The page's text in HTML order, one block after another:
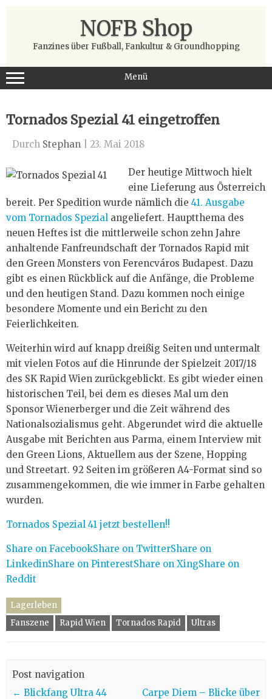
NOFB Shop
Fanzines über Fußball, Fankultur & Groundhopping
Menü
Tornados Spezial 41 eingetroffen
Durch Stephan 23. Mai 2018
Der heutige Mittwoch hielt
eine Lieferung aus Österreich
bereit. Per Spedition wurde nämlich die 41. Ausgabe
vom Tornados Spezial angeliefert. Hauptthema des
neuen Heftes ist die mittlerweile schon zehn Jahre
anhaltende Fanfreundschaft der Tornados Rapid mit
den Green Monsters von Ferencváros Budapest. Dazu
gibt es einen Rückblick auf die Anfänge, die Probleme
und den heutigen Stand. Dazu kommen noch einige
besondere Momente und ein Bericht zu den
Feierlichkeiten.
Weiterhin wird auf knapp dreißig Seiten und untermalt
mit vielen Fotos auf die Hinrunde der Spielzeit 2017/18
des SK Rapid Wien zurückgeblickt. Es gibt wieder einen
historischen Teil, bei dem es dieses Mal um den
Sponsor Wienerberger und die Zeit während des
Nationalsozialismus geht. Abgerundet wird die aktuelle
Ausgabe mit Berichten aus Parma, einem Interview mit
den Green Lions, Aktuellem aus der Szene, Hopping
und Streetart. 92 Seiten im größeren A4-Format sind so
zusammengekommen, die wie immer in Farbe gehalten
wurden.
Tornados Spezial 41 jetzt bestellen!!
Share on FacebookShare on TwitterShare on
LinkedinShare on PinterestShare on XingShare on
Reddit
Lagerleben
Fanszene
Rapid Wien Tornados Rapid Ultras
Post navigation
← Blickfang Ultra 44
Carpe Diem – Blicke über